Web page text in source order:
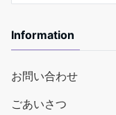
Information
お問い合わせ
ごあいさつ